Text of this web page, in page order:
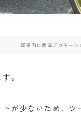
記事内に商品プロモー
。
が少ないため、